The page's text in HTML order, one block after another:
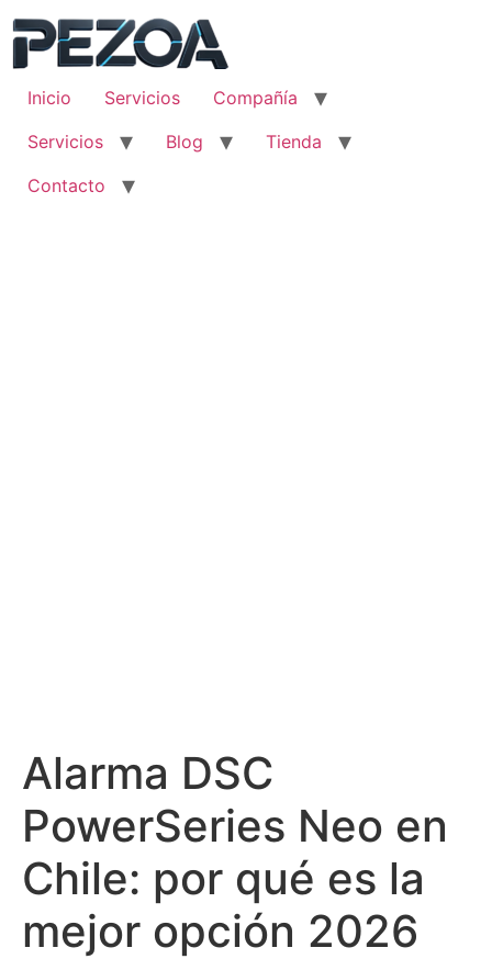
contenido
Inicio
Servicios
Compañía
Servicios
Blog
Tienda
Contacto
Alarma DSC
PowerSeries Neo en
Chile: por qué es la
mejor opción 2026